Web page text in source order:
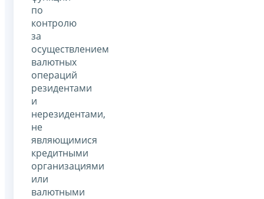
по
контролю
за
осуществлением
валютных
операций
резидентами
и
нерезидентами,
не
являющимися
кредитными
организациями
или
валютными